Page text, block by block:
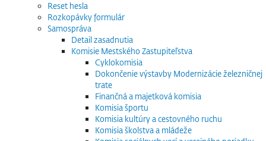
Reset hesla
Rozkopávky formulár
Samospráva
Detail zasadnutia
Komisie Mestského Zastupiteľstva
Cyklokomisia
Dokončenie výstavby Modernizácie železničnej
trate
Finančná a majetková komisia
Komisia športu
Komisia kultúry a cestovného ruchu
Komisia školstva a mládeže